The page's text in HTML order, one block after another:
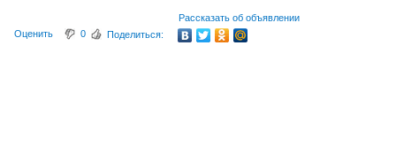
Рассказать об объявлении
Оценить
0 Поделиться: